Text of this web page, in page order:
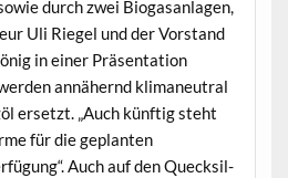
durch zwei Bio­gasan­la­gen,
Uli Riegel und der Vor­stand
in ein­er Präsen­ta­tion
annäh­ernd kli­ma­neu­tral
erset­zt. „Auch kün­ftig ste­ht
für die geplanten
Auch auf den Queck­sil­